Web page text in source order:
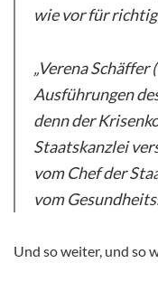
wie vor für
„Verena Schäffer
Ausführungen
denn der
Staatskanzlei
vom Chef der
vom
Und so weiter, und so